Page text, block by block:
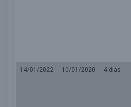
14/01/2022 10/01/2020
4 dias